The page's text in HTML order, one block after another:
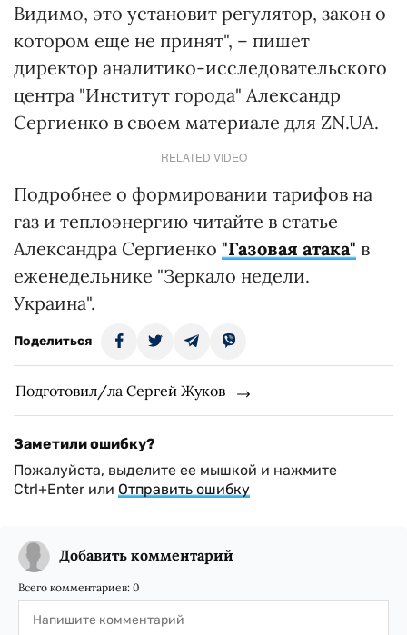
Видимо, это установит регулятор, закон о
котором еще не принят", – пишет
директор аналитико-исследовательского
центра "Институт города" Александр
Сергиенко в своем материале для ZN.UA.
RELATED VIDEO
Подробнее о формировании тарифов на
газ и теплоэнергию читайте в статье
Александра Сергиенко "Газовая атака" в
еженедельнике "Зеркало недели.
Украина".
Поделиться
Подготовил/ла Сергей Жуков
Заметили ошибку?
Пожалуйста, выделите ее мышкой и нажмите
Ctrl+Enter или Отправить ошибку
Добавить комментарий
Всего комментариев: 0